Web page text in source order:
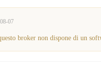
07